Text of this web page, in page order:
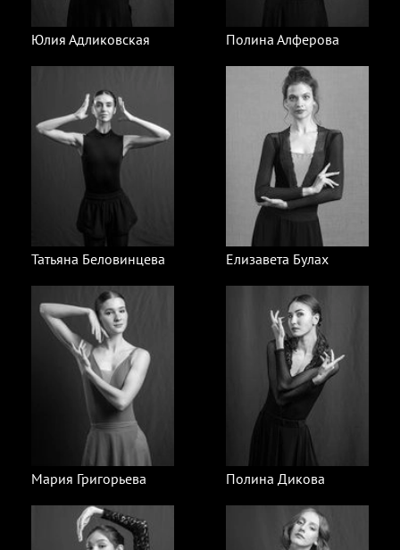
Юлия Адликовская Полина Алферова
Татьяна Беловинцева Елизавета Булах
Мария Григорьева Полина Дикова